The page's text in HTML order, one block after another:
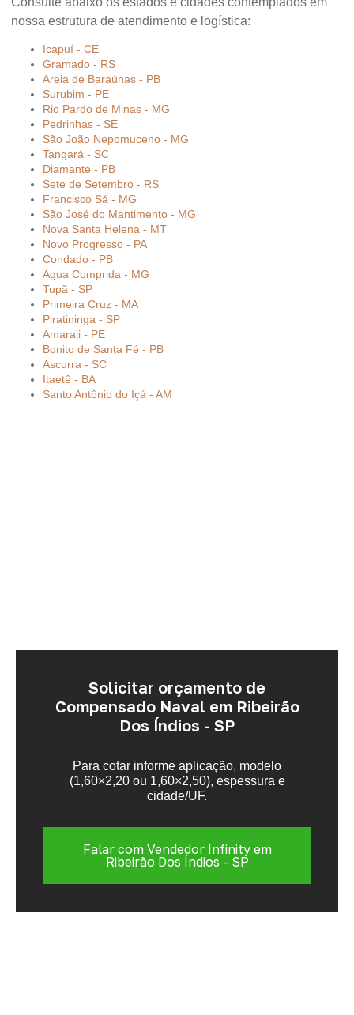
nossa estrutura de atendimento e logística:
Icapuí - CE
Gramado - RS
Areia de Baraúnas - PB
Surubim - PE
Rio Pardo de Minas - MG
Pedrinhas - SE
São João Nepomuceno - MG
Tangará - SC
Diamante - PB
Sete de Setembro - RS
Francisco Sá - MG
São José do Mantimento - MG
Nova Santa Helena - MT
Novo Progresso - PA
Condado - PB
Água Comprida - MG
Tupã - SP
Primeira Cruz - MA
Piratininga - SP
Amaraji - PE
Bonito de Santa Fé - PB
Ascurra - SC
Itaetê - BA
Santo Antônio do Içá - AM
Solicitar orçamento de
Compensado Naval em Ribeirão
Dos Índios - SP
Para cotar informe aplicação, modelo
(1,60×2,20 ou 1,60×2,50), espessura e
cidade/UF.
Falar com Vendedor Infinity em
Ribeirão Dos Índios - SP